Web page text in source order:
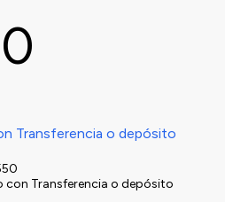
Transferencia o depósito
con Transferencia o depósito